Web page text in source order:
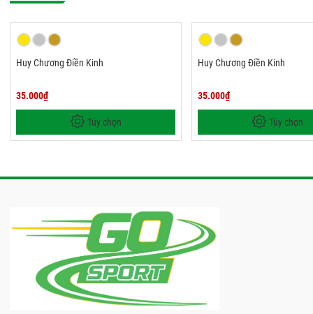
Huy Chương Điền Kinh
35.000₫
Tùy chọn
Huy Chương Điền Kinh
35.000₫
Tùy chọn